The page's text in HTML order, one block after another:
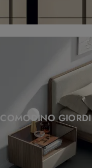
COMODINO GIORDI